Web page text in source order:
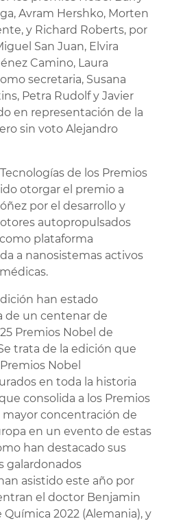
Avram Hershko, Morten
y Richard Roberts, por
San Juan, Elvira
Camino, Laura
secretaria, Susana
Petra Rudolf y Javier
en representación de la
sin voto Alejandro
de los Premios
otorgar el premio a
por el desarrollo y
autopropulsados
plataforma
a nanosistemas activos
han estado
de un centenar de
Premios Nobel de
trata de la edición que
Nobel
en toda la historia
consolida a los Premios
mayor concentración de
en un evento de estas
han destacado sus
galardonados
asistido este año por
el doctor Benjamin
2022 (Alemania), y